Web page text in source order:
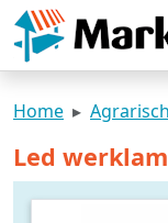
Home Agrarisch
Led